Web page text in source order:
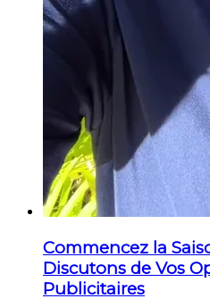
Commencez la
Discutons de Vos
Publicitaires